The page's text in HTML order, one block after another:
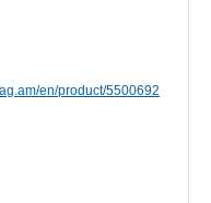
en/product/5500692